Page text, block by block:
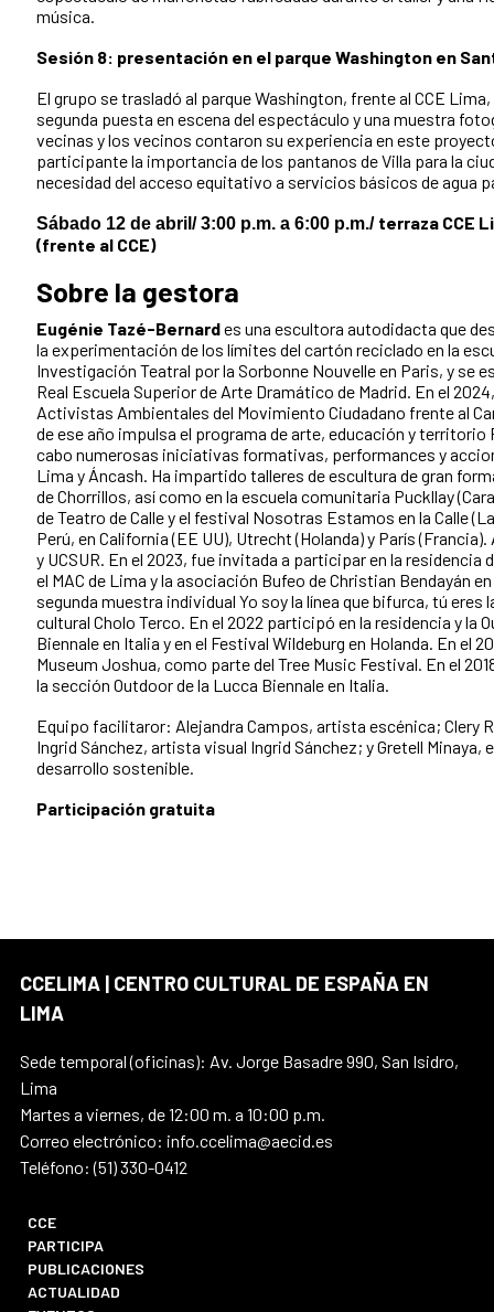
música.
Sesión 8: presentación en el parque Washington en
El grupo se trasladó al parque Washington, frente al CCE
segunda puesta en escena del espectáculo y una muestra
vecinas y los vecinos contaron su experiencia en este
participante la importancia de los pantanos de Villa para la
necesidad del acceso equitativo a servicios básicos de agua
Sábado 12 de abril/ 3:00 p.m. a 6:00 p.m./ terraza CCE
(frente al CCE)
Sobre la gestora
Eugénie Tazé-Bernardes una escultora autodidacta que
la experimentación de los límites del cartón reciclado en la
Investigación Teatral por la Sorbonne Nouvelle en Paris, y se
Real Escuela Superior de Arte Dramático de Madrid. En el
Activistas Ambientales del Movimiento Ciudadano frente al
de ese año impulsa el programa de arte, educación y territorio
cabo numerosas iniciativas formativas, performances y
Lima y Áncash. Ha impartido talleres de escultura de gran
de Chorrillos, así como en la escuela comunitaria Puckllay
de Teatro de Calle y el festival Nosotras Estamos en la Calle
Perú, en California (EE UU), Utrecht (Holanda) y París
y UCSUR. En el 2023, fue invitada a participar en la
el MAC de Lima y la asociación Bufeo de Christian Bendayán
segunda muestra individual Yo soy la línea que bifurca, tú eres
cultural Cholo Terco. En el 2022 participó en la residencia y la
Biennale en Italia y en el Festival Wildeburg en Holanda. En el
Museum Joshua, como parte del Tree Music Festival. En el
la sección Outdoor de la Lucca Biennale en Italia.
Equipo facilitaror: Alejandra Campos, artista escénica; Clery
Ingrid Sánchez, artista visual Ingrid Sánchez; y Gretell
desarrollo sostenible.
Participación gratuita
CCELIMA | CENTRO CULTURAL DE ESPAÑA EN
LIMA
Sede temporal (oficinas): Av. Jorge Basadre 990, San Isidro,
Lima
Martes a viernes, de 12:00 m. a 10:00 p.m.
Correo electrónico: info.ccelima@aecid.es
Teléfono: (51) 330-0412
CCE
PARTICIPA
PUBLICACIONES
ACTUALIDAD